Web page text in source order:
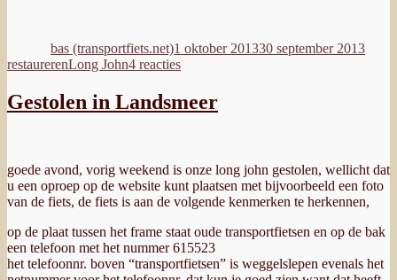
bas (transportfiets.net)1 oktober 201330 september 2013
restaurerenTags
Long John4 reactiesop
John
met
Gestolen in Landsmeer
goede avond, vorig weekend is onze long john gestolen, wellicht dat
u een oproep op de website kunt plaatsen met bijvoorbeeld een foto
van de fiets, de fiets is aan de volgende kenmerken te herkennen,
op de plaat tussen het frame staat oude transportfietsen en op de bak
een telefoon met het nummer 615523
het telefoonnr. boven “transportfietsen” is weggelslepen evenals het